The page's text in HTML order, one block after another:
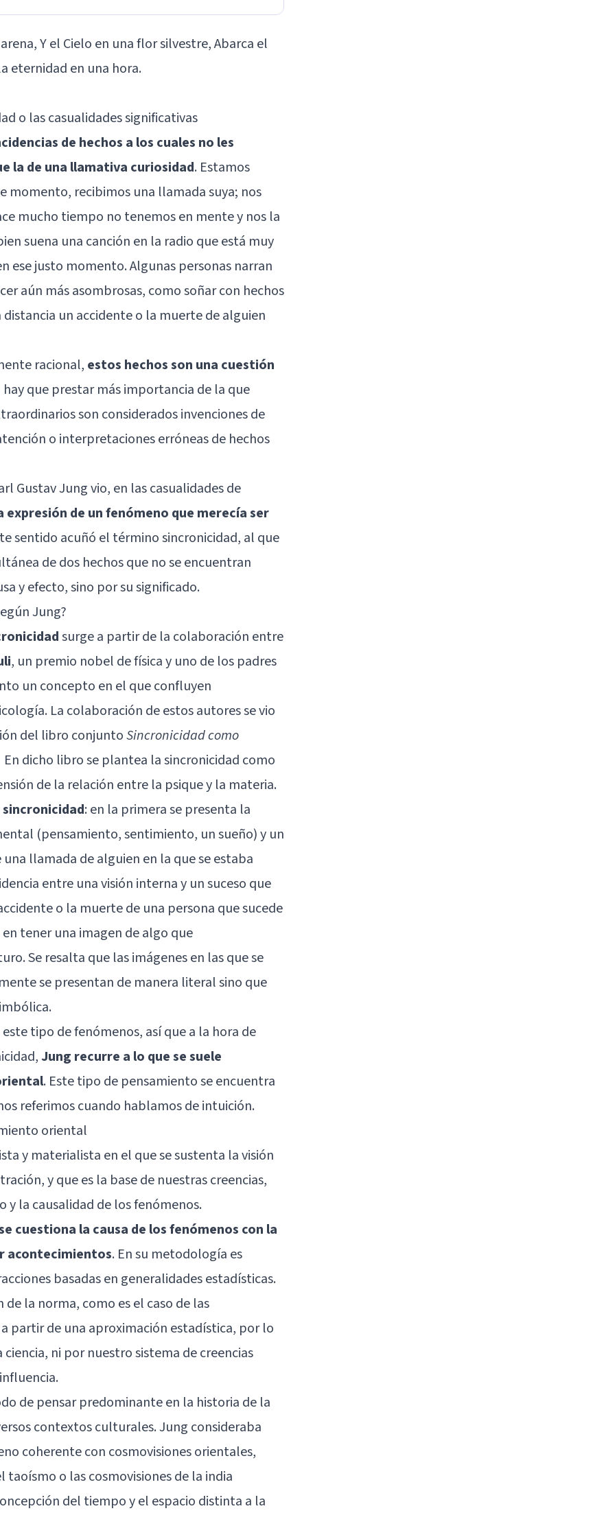
Y el Cielo en una flor silvestre, Abarca el
eternidad en una hora.
o las casualidades significativas
de hechos a los cuales no les
la de una llamativa curiosidad. Estamos
momento, recibimos una llamada suya; nos
mucho tiempo no tenemos en mente y nos la
suena una canción en la radio que está muy
ese justo momento. Algunas personas narran
aún más asombrosas, como soñar con hechos
un accidente o la muerte de alguien
racional, estos hechos son una cuestión
hay que prestar más importancia de la que
son considerados invenciones de
o interpretaciones erróneas de hechos
Gustav Jungvio, en las casualidades de
expresión de un fenómeno que merecía ser
sentido acuñó el término sincronicidad, al que
de dos hechos que no se encuentran
y efecto, sino por su significado.
Jung?
surge a partir de la colaboración entre
, un premio nobel de física y uno de los padres
un concepto en el que confluyen
La colaboración de estos autores se vio
del libro conjuntoSincronicidad como
En dicho libro se plantea la sincronicidad como
de la relación entre la psique y la materia.
: en la primera se presenta la
(pensamiento, sentimiento, unsueño) y un
llamada de alguien en la que se estaba
entre una visión interna y un suceso que
o la muerte de una persona que sucede
tener una imagen de algo que
Se resalta que las imágenes en las que se
se presentan de manera literal sino que
tipo de fenómenos, así que a la hora de
Jung recurre a lo que se suele
. Este tipo de pensamiento se encuentra
referimos cuando hablamos de intuición.
oriental
y materialista en el que se sustenta la visión
y que es la base de nuestras creencias,
la causalidad de los fenómenos.
cuestiona la causa de los fenómenos con la
acontecimientos. En su metodología es
basadas en generalidades estadísticas.
de la norma, como es el caso de las
partir de una aproximación estadística, por lo
ni por nuestro sistema de creencias
de pensar predominante en la historia de la
contextos culturales. Jung consideraba
coherente con cosmovisiones orientales,
taoísmo o las cosmovisiones de la india
del tiempo y el espacio distinta a la